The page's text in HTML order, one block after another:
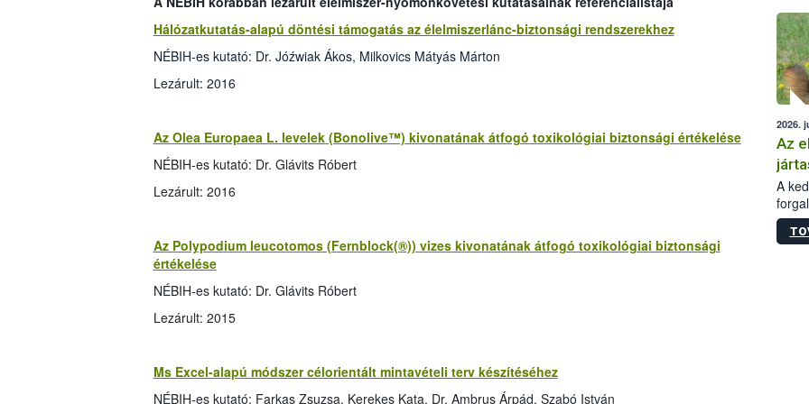
Hálózatkutatás-alapú döntési támogatás az élelmiszerlánc-biztonsági rendszerekhez
NÉBIH-es kutató: Dr. Jóźwiak Ákos, Milkovics Mátyás Márton
Lezárult: 2016
Az Olea Europaea L. levelek (Bonolive™) kivonatának átfogó toxikológiai biztonsági értékelése
NÉBIH-es kutató: Dr. Glávits Róbert
Lezárult: 2016
Az Polypodium leucotomos (Fernblock(®)) vizes kivonatának átfogó toxikológiai biztonsági
értékelése
NÉBIH-es kutató: Dr. Glávits Róbert
Lezárult: 2015
Ms Excel-alapú módszer célorientált mintavételi terv készítéséhez
NÉBIH-es kutató: Farkas Zsuzsa, Kerekes Kata, Dr. Ambrus Árpád, Szabó István
2026.
Az
A